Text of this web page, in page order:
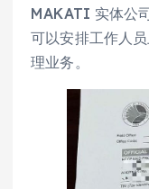
MAKATI 实体公
可以安排工作人
理业务。